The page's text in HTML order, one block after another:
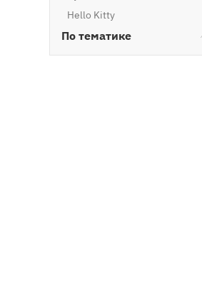
Hello Kitty
По тематике